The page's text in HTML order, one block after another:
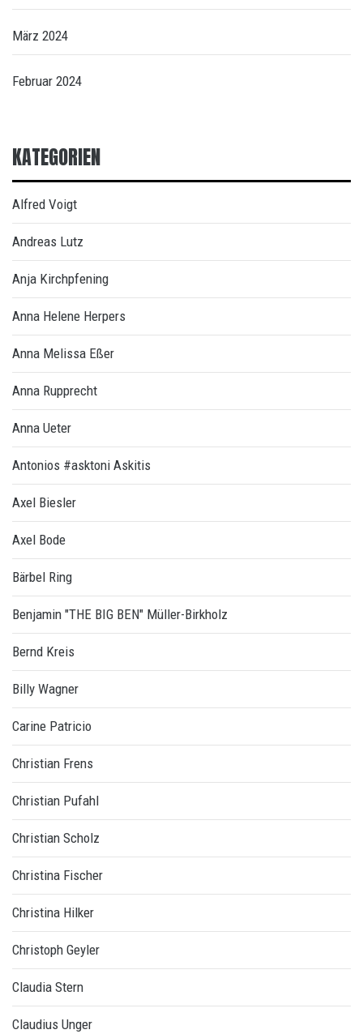
März 2024
Februar 2024
KATEGORIEN
Alfred Voigt
Andreas Lutz
Anja Kirchpfening
Anna Helene Herpers
Anna Melissa Eßer
Anna Rupprecht
Anna Ueter
Antonios #asktoni Askitis
Axel Biesler
Axel Bode
Bärbel Ring
Benjamin "THE BIG BEN" Müller-Birkholz
Bernd Kreis
Billy Wagner
Carine Patricio
Christian Frens
Christian Pufahl
Christian Scholz
Christina Fischer
Christina Hilker
Christoph Geyler
Claudia Stern
Claudius Unger